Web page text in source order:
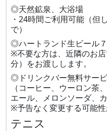
◎天然鉱泉、大浴場
・24時間ご利用可能（但
で）
◎ハートランド生ビール
※不要な方は、近隣のお
分）をお渡しします。
◎ドリンクバー無料サー
（コーヒー、ウーロン茶
エール、メロンソーダ、カ
※予告なく変更する可能性
テニス